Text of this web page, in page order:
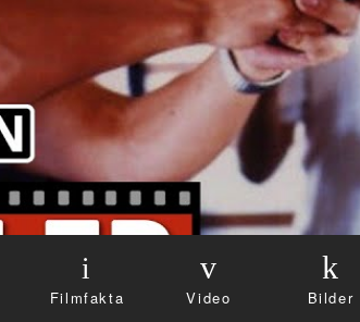
Filmfakta Video Bilder